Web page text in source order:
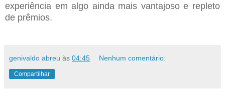
experiência em algo ainda mais vantajoso e repleto
de prêmios.
genivaldo abreu às 04:45 Nenhum comentário:
Compartilhar